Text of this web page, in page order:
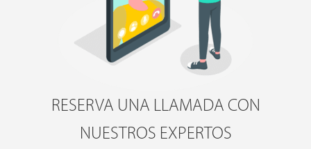
RESERVA UNA LLAMADA CON
NUESTROS EXPERTOS